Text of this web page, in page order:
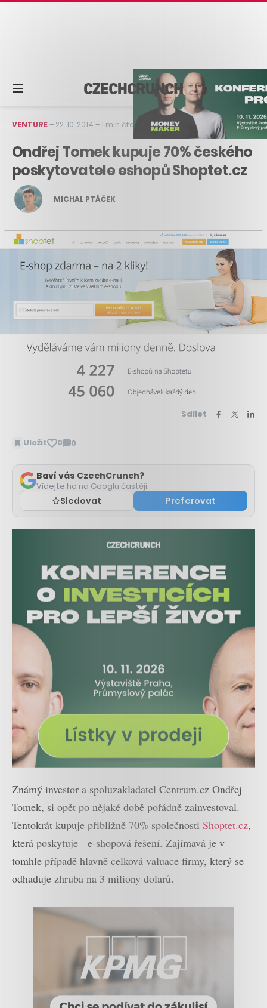
VENTURE– 22. 10. 2014 –1 min čtení
Ondřej Tomek kupuje 70% českého
poskytovatele eshopů Shoptet.cz
MICHAL PTÁČEK
Sdílet
Uložit 0 0
Zobrazit
Baví vás CzechCrunch?
Vídejte ho na Googlu častěji.
Sledovat Preferovat
Známý investor a spoluzakladatel Centrum.cz Ondřej
Tomek, si opět po nějaké době pořádně zainvestoval.
Tentokrát kupuje přibližně 70% společnosti Shoptet.cz,
která poskytuje e-shopová řešení. Zajímavá je v
tomhle případě hlavně celková valuace firmy, který se
odhaduje zhruba na 3 miliony dolarů.